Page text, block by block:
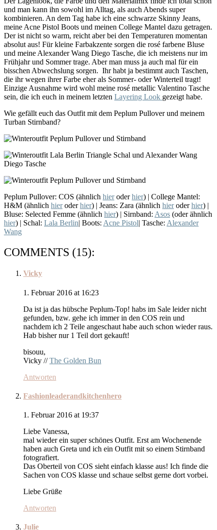
und man kann ihn sowohl im Alltag, als auch Abends super
kombinieren. An dem Tag habe ich eine schwarze Skinny Jeans,
meine Acne Pistol Boots und meinen College Mantel dazu getragen.
Der ist nicht so warm, reicht aber bei den Temperaturen momentan
absolut aus! Für kleine Farbakzente sorgen die rosé farbene Bluse
und meine Alexander Wang Diego Tasche, die ich meistens nur im
Frühjahr und Sommer trage. Aber man muss ja auch mal für ein
bisschen Abwechslung sorgen. Ihr habt ja bestimmt auch Taschen,
die ihr wegen ihrer Farbe eher als Sommer- oder Winterteil tragt!
Einzige Ausnahme wird wohl meine rosé metallic Valentino Tasche
sein, die ich euch in meinem letzten Layering Look gezeigt habe.
Wie gefällt euch das Outfit mit dem Peplum Pullover und meinem
Turban Stirnband?
Peplum Pullover: COS (ähnlich hieroderhier) | College Mantel:
H&M (ähnlich hieroderhier) | Jeans: Zara (ähnlich hieroderhier) |
Bluse: Selected Femme (ähnlich hier) | Sirnband: Asos (oder ähnlich
hier) | Schal: Lala Berlin| Boots: Acne Pistol| Tasche: Alexander
Wang
COMMENTS (15):
Vicky
1. Februar 2016 at 16:23
Da ist ja das hübsche Peplum-Top! habs im Sale leider nicht
gefunden, bzw. gehe ich immer in den COS rein und
nachdem ich 2 Teile angeschaut habe auch schon wieder raus.
Hab bisher nur 1 Teil dort gekauft!
bisouu,
Vicky //The Golden Bun
Antworten
Fashionleaderandkitchenhero
1. Februar 2016 at 19:37
Liebe Vanessa,
mal wieder ein super schönes Outfit. Erst am Wochenende
haben auch Greta und ich ein Outfit mit so einem Stirnband
fotografiert.
Das Oberteil von COS sieht einfach klasse aus! Ich finde die
Sachen von COS klasse und schaue selbst gerne dort vorbei.
Liebe Grüße
Antworten
Julie